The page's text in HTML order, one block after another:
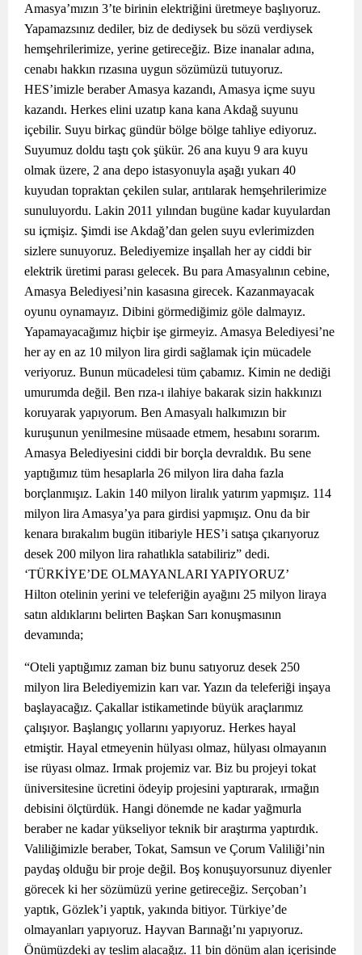
Amasya’mızın 3’te birinin elektriğini üretmeye başlıyoruz.
Yapamazsınız dediler, biz de dediysek bu sözü verdiysek
hemşehrilerimize, yerine getireceğiz. Bize inanalar adına,
cenabı hakkın rızasına uygun sözümüzü tutuyoruz.
HES’imizle beraber Amasya kazandı, Amasya içme suyu
kazandı. Herkes elini uzatıp kana kana Akdağ suyunu
içebilir. Suyu birkaç gündür bölge bölge tahliye ediyoruz.
Suyumuz doldu taştı çok şükür. 26 ana kuyu 9 ara kuyu
olmak üzere, 2 ana depo istasyonuyla aşağı yukarı 40
kuyudan topraktan çekilen sular, arıtılarak hemşehrilerimize
sunuluyordu. Lakin 2011 yılından bugüne kadar kuyulardan
su içmişiz. Şimdi ise Akdağ’dan gelen suyu evlerimizden
sizlere sunuyoruz. Belediyemize inşallah her ay ciddi bir
elektrik üretimi parası gelecek. Bu para Amasyalının cebine,
Amasya Belediyesi’nin kasasına girecek. Kazanmayacak
oyunu oynamayız. Dibini görmediğimiz göle dalmayız.
Yapamayacağımız hiçbir işe girmeyiz. Amasya Belediyesi’ne
her ay en az 10 milyon lira girdi sağlamak için mücadele
veriyoruz. Bunun mücadelesi tüm çabamız. Kimin ne dediği
umurumda değil. Ben rıza-ı ilahiye bakarak sizin hakkınızı
koruyarak yapıyorum. Ben Amasyalı halkımızın bir
kuruşunun yenilmesine müsaade etmem, hesabını sorarım.
Amasya Belediyesini ciddi bir borçla devraldık. Bu sene
yaptığımız tüm hesaplarla 26 milyon lira daha fazla
borçlanmışız. Lakin 140 milyon liralık yatırım yapmışız. 114
milyon lira Amasya’ya para girdisi yapmışız. Onu da bir
kenara bırakalım bugün itibariyle HES’i satışa çıkarıyoruz
desek 200 milyon lira rahatlıkla satabiliriz” dedi.
‘TÜRKİYE’DE OLMAYANLARI YAPIYORUZ’
Hilton otelinin yerini ve teleferiğin ayağını 25 milyon liraya
satın aldıklarını belirten Başkan Sarı konuşmasının
devamında;
“Oteli yaptığımız zaman biz bunu satıyoruz desek 250
milyon lira Belediyemizin karı var. Yazın da teleferiği inşaya
başlayacağız. Çakallar istikametinde büyük araçlarımız
çalışıyor. Başlangıç yollarını yapıyoruz. Herkes hayal
etmiştir. Hayal etmeyenin hülyası olmaz, hülyası olmayanın
ise rüyası olmaz. Irmak projemiz var. Biz bu projeyi tokat
üniversitesine ücretini ödeyip projesini yaptırarak, ırmağın
debisini ölçtürdük. Hangi dönemde ne kadar yağmurla
beraber ne kadar yükseliyor teknik bir araştırma yaptırdık.
Valiliğimizle beraber, Tokat, Samsun ve Çorum Valiliği’nin
paydaş olduğu bir proje değil. Boş konuşuyorsunuz diyenler
görecek ki her sözümüzü yerine getireceğiz. Serçoban’ı
yaptık, Gözlek’i yaptık, yakında bitiyor. Türkiye’de
olmayanları yapıyoruz. Hayvan Barınağı’nı yapıyoruz.
Önümüzdeki ay teslim alacağız. 11 bin dönüm alan içerisinde